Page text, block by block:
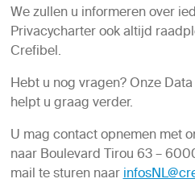
We zullen u informeren over
Privacycharter ook altijd
Crefibel.
Hebt u nog vragen? Onze
helpt u graag verder.
U mag contact opnemen met
naar Boulevard Tirou 63 –
mail te sturen naar